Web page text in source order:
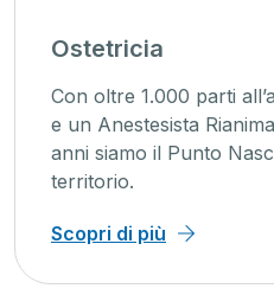
Ostetricia
Con oltre 1.000 parti
e un Anestesista
anni siamo il Punto
territorio.
Scopri di più